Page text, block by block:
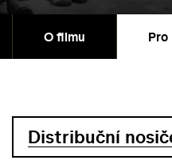
O filmu Pro
Distribuční